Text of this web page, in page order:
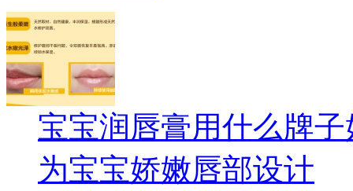
宝宝润唇膏用什么牌
为宝宝娇嫩唇部设计